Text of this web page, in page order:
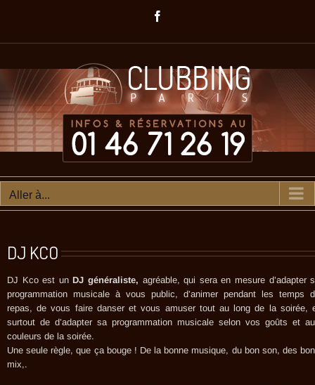
Aller à...
DJ KCO
DJ Kco est unDJ généraliste, agréable, qui sera en mesure d’adapter
programmation musicale à vous public, d’animer pendant les temps
repas, de vous faire danser et vous amuser tout au long de la soirée,
surtout de d’adapter sa programmation musicale selon vos goûts et
couleurs de la soirée.
Une seule règle, que ça bouge ! De la bonne musique, du bon son, des
mix,.